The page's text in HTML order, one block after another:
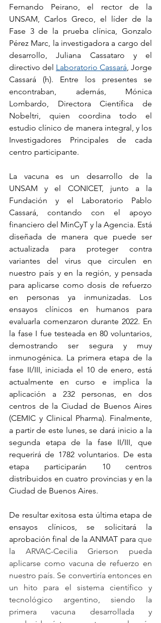
Fernando Peirano, el rector de la
UNSAM, Carlos Greco, el líder de la
Fase 3 de la prueba clínica, Gonzalo
Pérez Marc, la investigadora a cargo del
desarrollo, Juliana Cassataro y el
directivo del Laboratorio Cassará, Jorge
Cassará (h). Entre los presentes se
encontraban, además, Mónica
Lombardo, Directora Científica de
Nobeltri, quien coordina todo el
estudio clínico de manera integral, y los
Investigadores Principales de cada
centro participante.
La vacuna es un desarrollo de la
UNSAM y el CONICET, junto a la
Fundación y el Laboratorio Pablo
Cassará, contando con el apoyo
financiero del MinCyT y la Agencia. Está
diseñada de manera que puede ser
actualizada para proteger contra
variantes del virus que circulen en
nuestro país y en la región, y pensada
para aplicarse como dosis de refuerzo
en personas ya inmunizadas. Los
ensayos clínicos en humanos para
evaluarla comenzaron durante 2022. En
la fase I fue testeada en 80 voluntarios,
demostrando ser segura y muy
inmunogénica. La primera etapa de la
fase II/III, iniciada el 10 de enero, está
actualmente en curso e implica la
aplicación a 232 personas, en dos
centros de la Ciudad de Buenos Aires
(CEMIC y Clinical Pharma). Finalmente,
a partir de este lunes, se dará inicio a la
segunda etapa de la fase II/III, que
requerirá de 1782 voluntarios. De esta
etapa participarán 10 centros
distribuidos en cuatro provincias y en la
Ciudad de Buenos Aires.
De resultar exitosa esta última etapa de
ensayos clínicos, se solicitará la
aprobación final de la ANMAT para que
la ARVAC-Cecilia Grierson pueda
aplicarse como vacuna de refuerzo en
nuestro país. Se convertiría entonces en
un hito para el sistema científico y
tecnológico argentino, siendo la
primera vacuna desarrollada y